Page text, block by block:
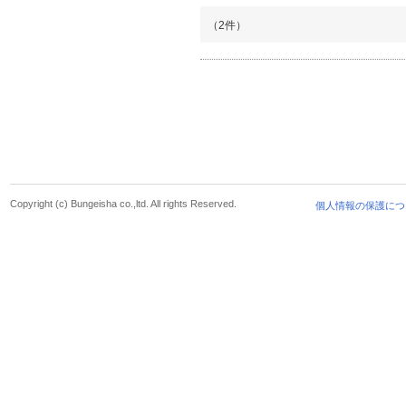
（2件）
個人情報の保護に
Copyright (c) Bungeisha co.,ltd. All rights Reserved.